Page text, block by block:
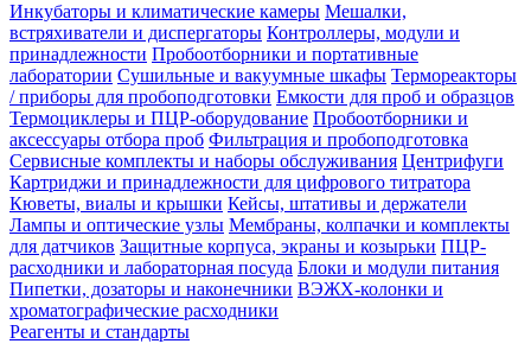
Инкубаторы и климатические камеры Мешалки,
встряхиватели и диспергаторы Контроллеры, модули и
принадлежности Пробоотборники и портативные
лаборатории Сушильные и вакуумные шкафы Термореакторы
/ приборы для пробоподготовки Емкости для проб и образцов
Термоциклеры и ПЦР-оборудование Пробоотборники и
аксессуары отбора проб Фильтрация и пробоподготовка
Сервисные комплекты и наборы обслуживания Центрифуги
Картриджи и принадлежности для цифрового титратора
Кюветы, виалы и крышки Кейсы, штативы и держатели
Лампы и оптические узлы Мембраны, колпачки и комплекты
для датчиков Защитные корпуса, экраны и козырьки ПЦР-
расходники и лабораторная посуда Блоки и модули питания
Пипетки, дозаторы и наконечники ВЭЖХ-колонки и
хроматографические расходники
Реагенты и стандарты